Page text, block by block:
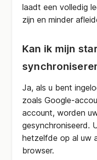
laadt een volledig
zijn en minder
Kan ik mijn
Ja, als u bent
zoals Google-
account, worden
gesynchroniseerd.
hetzelfde op al uw
browser.